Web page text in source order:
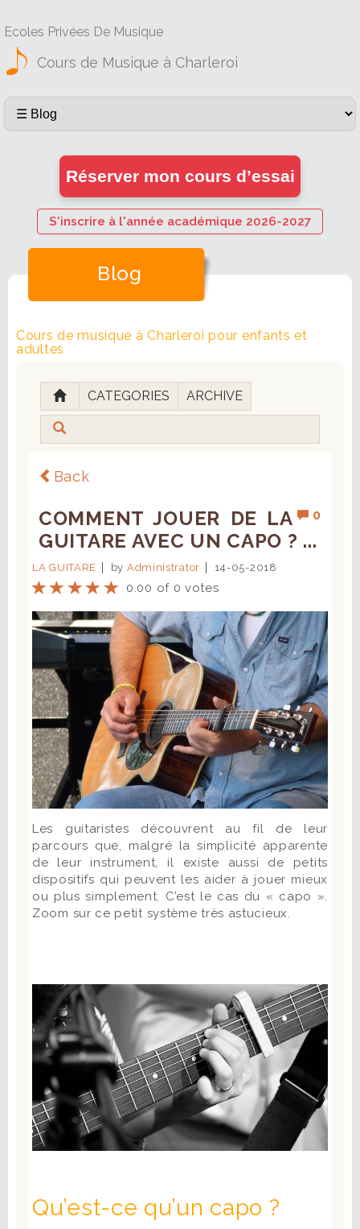
Ecoles Privées De Musique
Cours de Musique à Charleroi
Réserver mon cours d’essai
S'inscrire à l'année académique 2026-2027
Blog
Cours de musique à Charleroi pour enfants et
adultes
CATEGORIES ARCHIVE
Back
0
COMMENT JOUER DE LA
GUITARE AVEC UN CAPO ? ...
LA GUITARE by Administrator 14-05-2018
0.00 of 0 votes
Les guitaristes découvrent au fil de leur
parcours que, malgré la simplicité apparente
de leur instrument, il existe aussi de petits
dispositifs qui peuvent les aider à jouer mieux
ou plus simplement. C’est le cas du « capo ».
Zoom sur ce petit système très astucieux.
Qu’est-ce qu’un capo ?